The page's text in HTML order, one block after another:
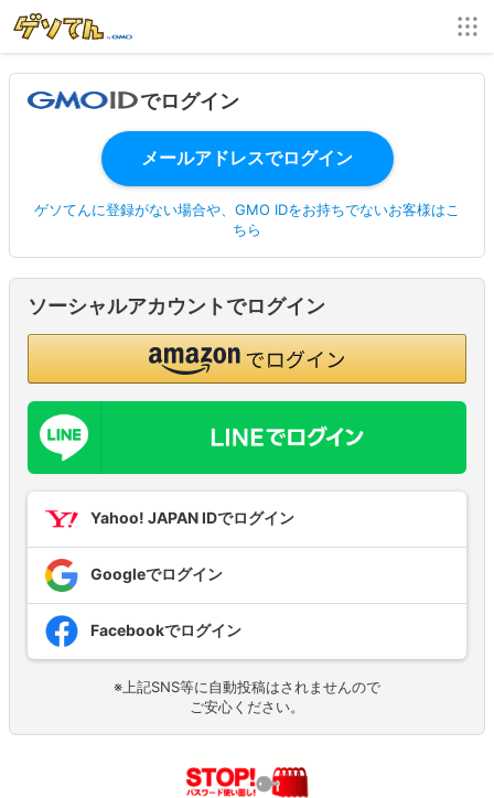
でログイン
ゲソてんに登録がない場合や、GMO IDをお持ちでないお客様はこ
ちら
ソーシャルアカウントでログイン
Yahoo! JAPAN IDでログイン
Googleでログイン
Facebookでログイン
※上記SNS等に自動投稿はされませんので
ご安心ください。